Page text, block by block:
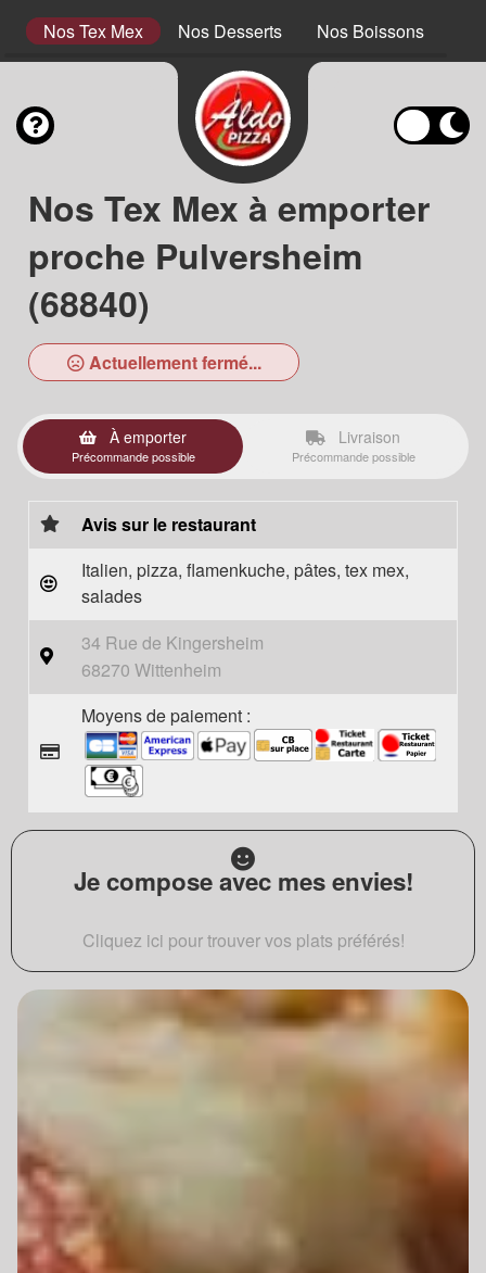
Nos Tex Mex Nos Desserts Nos Boissons
Nos Tex Mex à emporter
proche Pulversheim
(68840)
Actuellement fermé...
À emporter
Précommande possible
Livraison
Précommande possible
Avis sur le restaurant
Italien, pizza, flamenkuche, pâtes, tex mex,
salades
34 Rue de Kingersheim
68270 Wittenheim
Moyens de paiement :
Je compose avec mes envies!
Cliquez ici pour trouver vos plats préférés!